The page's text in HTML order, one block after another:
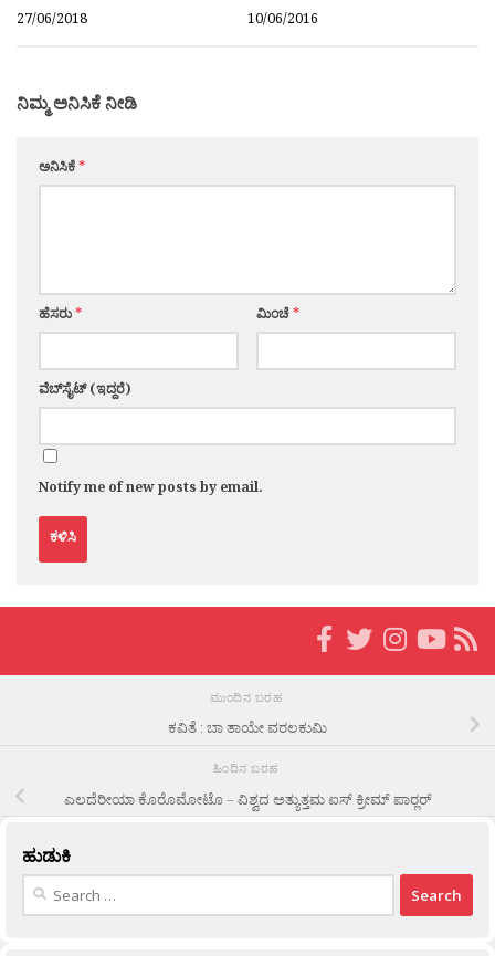
27/06/2018 10/06/2016
ನಿಮ್ಮ ಅನಿಸಿಕೆ ನೀಡಿ
ಅನಿಸಿಕೆ*
ಹೆಸರು* ಮಿಂಚೆ*
ವೆಬ್‌ಸೈಟ್ (ಇದ್ದರೆ)
Notify me of new posts by email.
ಮುಂದಿನ ಬರಹ
ಕವಿತೆ : ಬಾ ತಾಯೇ ವರಲಕುಮಿ
ಹಿಂದಿನ ಬರಹ
ಎಲದೆರೀಯಾ ಕೊರೊಮೋಟೊ – ವಿಶ್ವದ ಅತ್ಯುತ್ತಮ ಐಸ್ ಕ್ರೀಮ್ ಪಾರ‍್ಲರ್
ಹುಡುಕಿ
Search